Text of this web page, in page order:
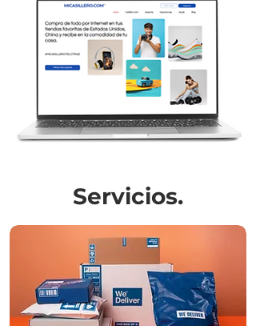
Servicios.